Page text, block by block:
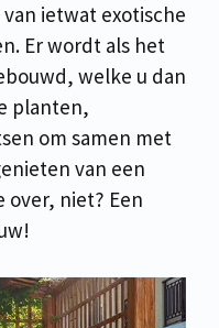
ietwat exotische
Er wordt als het
welke u dan
planten,
om samen met
van een
niet? Een